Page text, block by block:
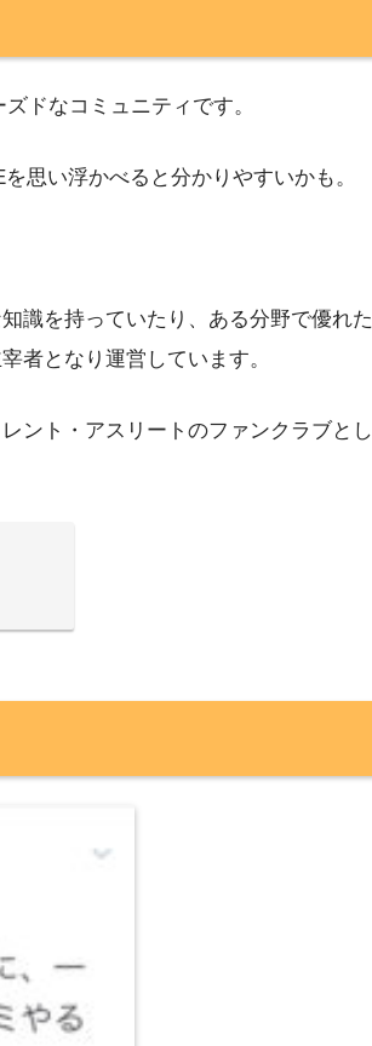
ドなコミュニティです。
思い浮かべると分かりやすいかも。
識を持っていたり、ある分野で優れた
者となり運営しています。
ント・アスリートのファンクラブとし